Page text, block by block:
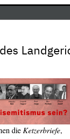
die Ketzerbriefe,